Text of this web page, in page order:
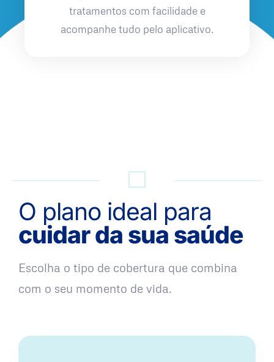
tratamentos com facilidade e
acompanhe tudo pelo aplicativo.
O plano ideal para
cuidar da sua saúde
Escolha o tipo de cobertura que combina
com o seu momento de vida.